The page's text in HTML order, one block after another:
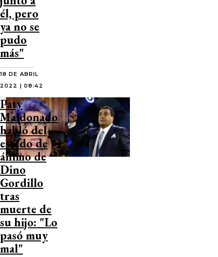
él, pero
ya no se
pudo
más"
18 DE ABRIL
2022 | 08:42
Paty
Maldonado
habló del
estado de
ánimo de
Dino
Gordillo
tras
muerte de
su hijo: "Lo
pasó muy
mal"